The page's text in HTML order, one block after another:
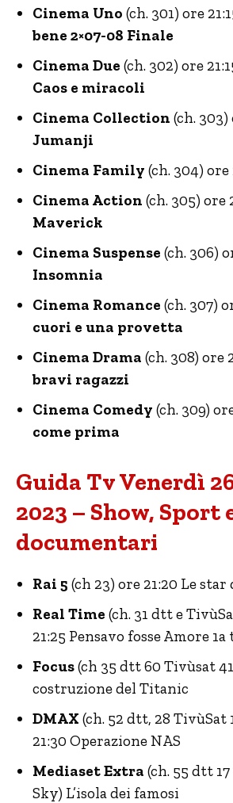
Cinema Uno (ch. 301) ore
bene 2×07-08 Finale
Cinema Due (ch. 302) ore
Caos e miracoli
Cinema Collection (ch. 303)
Jumanji
Cinema Family (ch. 304) ore
Cinema Action (ch. 305) ore
Maverick
Cinema Suspense (ch. 306)
Insomnia
Cinema Romance (ch. 307)
cuori e una provetta
Cinema Drama (ch. 308) ore
bravi ragazzi
Cinema Comedy (ch. 309)
come prima
Guida Tv Venerdì
2023 – Show, Sport
documentari
Rai 5 (ch 23) ore 21:20 Le
Real Time (ch. 31 dtt e
21:25 Pensavo fosse Amore 1a
Focus(ch 35 dtt 60 Tivùsat
costruzione del Titanic
DMAX (ch. 52 dtt, 28 TivùSat
21:30 Operazione NAS
Mediaset Extra (ch. 55 dtt
Sky) L’isola dei famosi